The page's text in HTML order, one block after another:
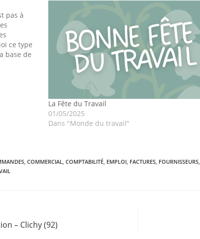
pas à
ce type
base de
vue
La Fête du Travail
01/05/2025
Dans "Monde du travail"
, COMMERCIAL, COMPTABILITÉ, EMPLOI, FACTURES, FOURNISSEURS,
– Clichy (92)